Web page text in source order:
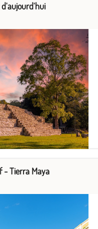
- Tierra Maya